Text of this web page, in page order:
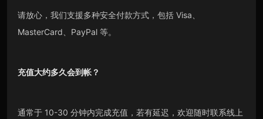
请放心，我们支援多种安全付款方式，包括 Visa、
MasterCard、PayPal 等。
充值大约多久会到帐？
通常于 10-30 分钟内完成充值，若有延迟，欢迎随时联系线上